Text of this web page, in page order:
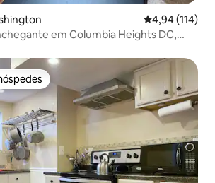
4,94 de uma
4,94 (114)
em Columbia Heights DC,
preferidos dos hóspedes